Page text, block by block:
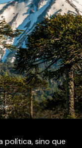
política, sino que